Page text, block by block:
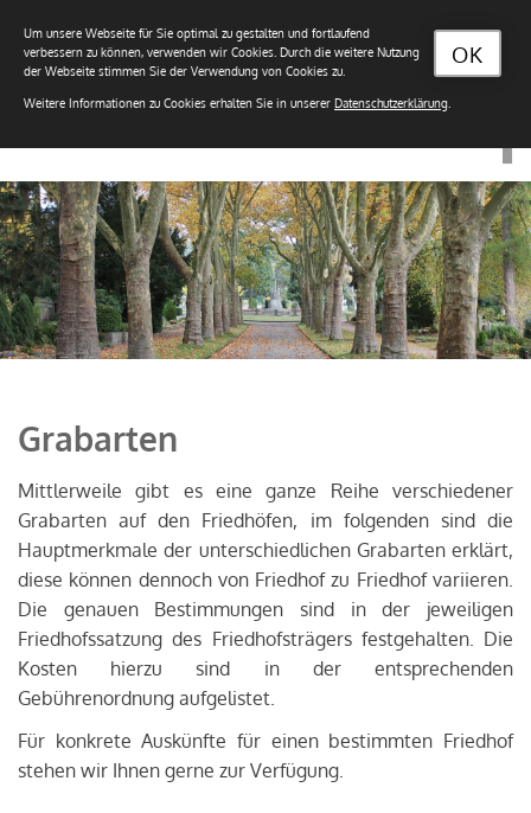
Grabarten
Mittlerweile gibt es eine ganze Reihe verschiedener
Grabarten auf den Friedhöfen, im folgenden sind die
Hauptmerkmale der unterschiedlichen Grabarten erklärt,
diese können dennoch von Friedhof zu Friedhof variieren.
Die genauen Bestimmungen sind in der jeweiligen
Friedhofssatzung des Friedhofsträgers festgehalten. Die
Kosten hierzu sind in der entsprechenden
Gebührenordnung aufgelistet.
Für konkrete Auskünfte für einen bestimmten Friedhof
stehen wir Ihnen gerne zur Verfügung.
OK
Um unsere Webseite für Sie optimal zu gestalten und fortlaufend
verbessern zu können, verwenden wir Cookies. Durch die weitere Nutzung
der Webseite stimmen Sie der Verwendung von Cookies zu.
Weitere Informationen zu Cookies erhalten Sie in unserer Datenschutzerklärung